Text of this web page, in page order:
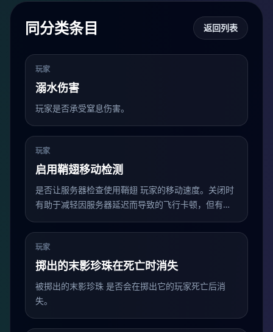
同分类条目 返回列表
玩家
溺水伤害
玩家是否承受窒息伤害。
玩家
启用鞘翅移动检测
是否让服务器检查使用鞘翅 玩家的移动速度。关闭时
有助于减轻因服务器延迟而导致的飞行卡顿，但有可
能导致生存模式下玩家飞行过快（作弊）。
玩家
掷出的末影珍珠在死亡时消失
被掷出的末影珍珠 是否会在掷出它的玩家死亡后消
失。